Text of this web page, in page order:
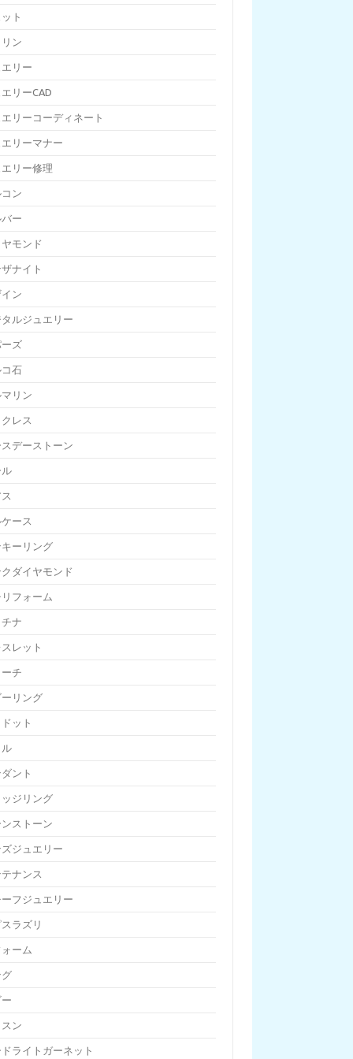
ト
ン
リー
リーCAD
リーコーディネート
リーマナー
リー修理
ン
ー
モンド
ナイト
ン
ルジュエリー
ズ
石
リン
レス
デーストーン
ース
ーリング
ダイヤモンド
フォーム
ナ
レット
チ
リング
ット
ント
ジリング
ストーン
ジュエリー
ナンス
フジュエリー
ラズリ
ーム
ン
ライトガーネット